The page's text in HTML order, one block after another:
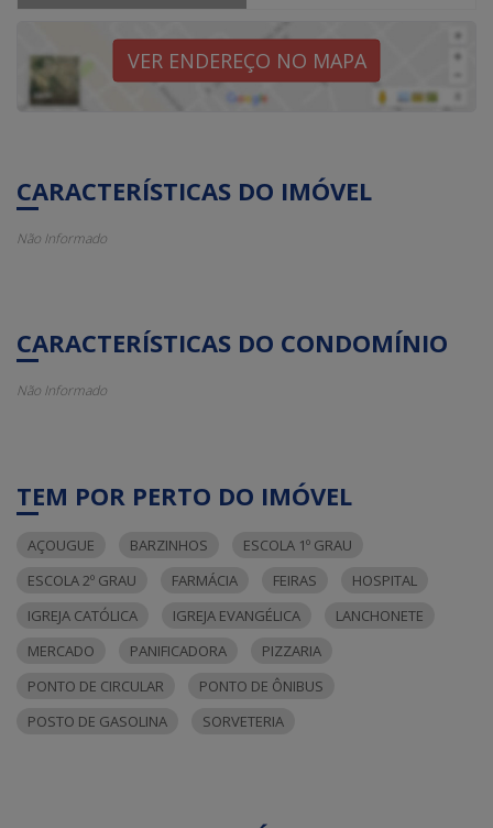
VER ENDEREÇO NO MAPA
CARACTERÍSTICAS DO IMÓVEL
Não Informado
CARACTERÍSTICAS DO CONDOMÍNIO
Não Informado
TEM POR PERTO DO IMÓVEL
AÇOUGUE BARZINHOS
ESCOLA 1º GRAU
ESCOLA 2º GRAU
FARMÁCIA FEIRAS
HOSPITAL
IGREJA CATÓLICA
IGREJA EVANGÉLICA
LANCHONETE
MERCADO
PANIFICADORA
PIZZARIA
PONTO DE CIRCULAR
PONTO DE ÔNIBUS
POSTO DE GASOLINA
SORVETERIA